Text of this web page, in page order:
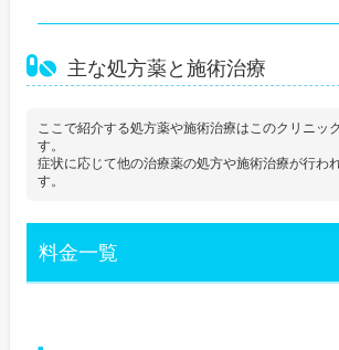
主な処方薬と施術治療
ここで紹介する処方薬や施術治療はこのクリニッ
す。
症状に応じて他の治療薬の処方や施術治療が行わ
す。
料金一覧